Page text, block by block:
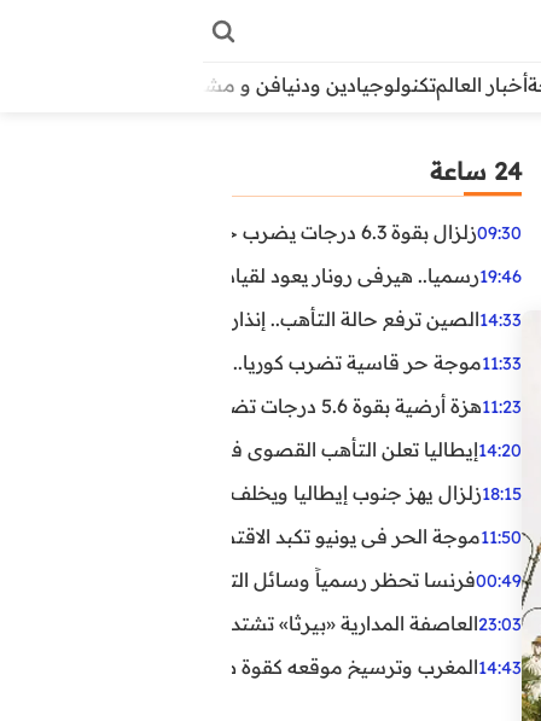
أخبار العالمتكنولوجيادين ودنيافن و مشاهير
24 ساعة
09:30زلزال بقوة 6.3 درجات يضرب جنوب الفلبين.. ولا تحذير من تسونامي حتى الآن
19:46رسميا.. هيرفي رونار يعود لقيادة منتخب كوت ديفوار
14:33الصين ترفع حالة التأهب.. إنذاران جديدان بسبب الأمطار
11:33موجة حر قاسية تضرب كوريا.. وفيات وإصابات ونفوق مئات
11:23هزة أرضية بقوة 5.6 درجات تضرب مصر
14:20إيطاليا تعلن التأهب القصوى في 23 مدينة بسبب موجة حر شديدة
18:15زلزال يهز جنوب إيطاليا ويخلف عشرات الجرحى
11:50موجة الحر في يونيو تكبد الاقتصاد البريطاني خسائر تجاوزت 1.5 مليار
00:49فرنسا تحظر رسمياً وسائل التواصل الاجتماعي على القاصرين
23:03العاصفة المدارية «بيرثا» تشتد وتقترب من سواحل
14:43المغرب وترسيخ موقعه كقوة طاقية إقليمية